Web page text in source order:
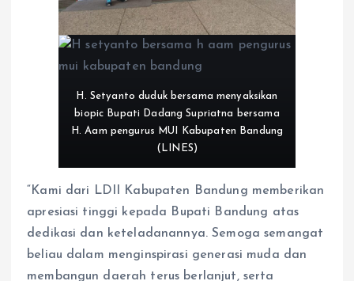
H. Setyanto duduk bersama menyaksikan
biopic Bupati Dadang Supriatna bersama
H. Aam pengurus MUI Kabupaten Bandung
(LINES)
“Kami dari LDII Kabupaten Bandung memberikan
apresiasi tinggi kepada Bupati Bandung atas
dedikasi dan keteladanannya. Semoga semangat
beliau dalam menginspirasi generasi muda dan
membangun daerah terus berlanjut, serta